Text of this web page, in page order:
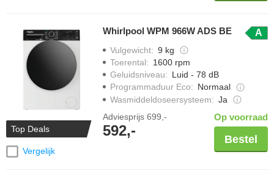
Top Deals
Vergelijk
Whirlpool WPM 966W ADS BE A
Vulgewicht: 9 kg
Toerental: 1600 rpm
Geluidsniveau: Luid - 78 dB
Programmaduur Eco: Normaal
Wasmiddeldoseersysteem: Ja
Adviesprijs 699,-
592,-
Op voorraad
Bestel